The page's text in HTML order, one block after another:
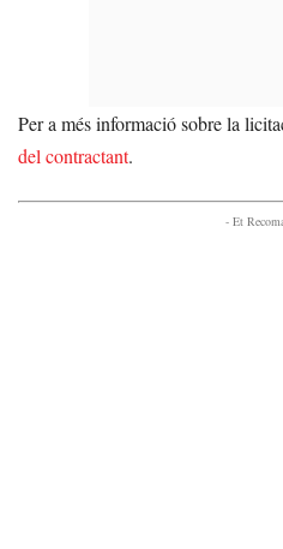
Per a més informació sobre la
del contractant.
- Et